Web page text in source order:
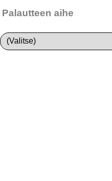
Palautteen aihe